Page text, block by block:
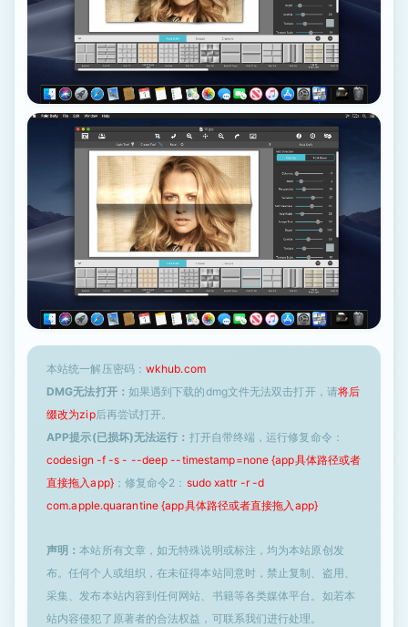
本站统一解压密码： wkhub.com
DMG无法打开： 如果遇到下载的dmg文件无法双击打开，请将后
缀改为zip后再尝试打开。
APP提示(已损坏)无法运行： 打开自带终端，运行修复命令：
codesign -f -s - --deep --timestamp=none {app具体路径或者
直接拖入app}；修复命令2： sudo xattr -r -d
com.apple.quarantine {app具体路径或者直接拖入app}
声明：本站所有文章，如无特殊说明或标注，均为本站原创发
布。任何个人或组织，在未征得本站同意时，禁止复制、盗用、
采集、发布本站内容到任何网站、书籍等各类媒体平台。如若本
站内容侵犯了原著者的合法权益，可联系我们进行处理。